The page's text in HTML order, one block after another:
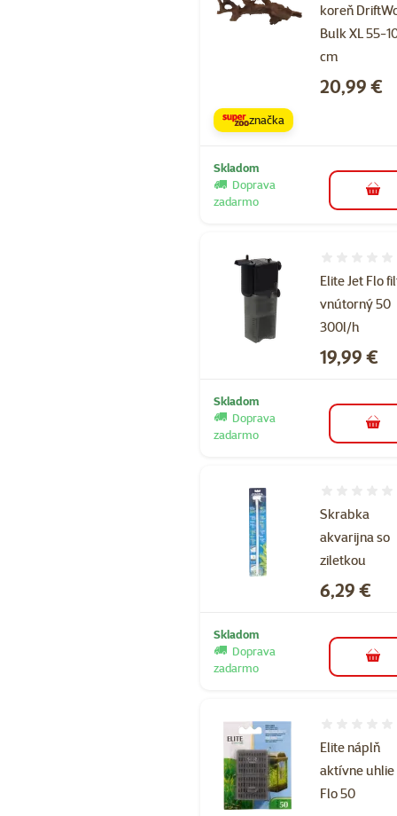
koreň
Bulk XL 55-
cm
Cena
20,99 €
značka
Skladom
Doprava
zadarmo
do
Elite Jet Flo
vnútorný 50
300l/h
Cena
19,99 €
Skladom
Doprava
zadarmo
do
Skrabka
akvarijna so
ziletkou
Cena
6,29 €
Skladom
Doprava
zadarmo
do
Elite náplň
aktívne uhlie
Flo 50